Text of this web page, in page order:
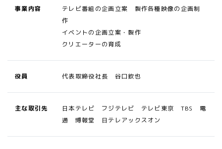
事業内容
テレビ番組の企画立案 製作各種映像の企画制
作
イベントの企画立案・製作
クリエーターの育成
役員 代表取締役社長 谷口欽也
主な取引先
日本テレビ フジテレビ テレビ東京 TBS 電
通 博報堂 日テレアックスオン